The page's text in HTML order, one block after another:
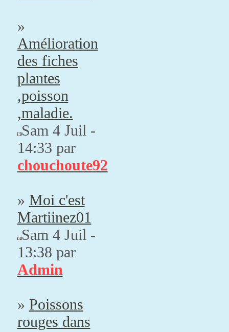
»
Amélioration
des fiches
plantes
,poisson
,maladie.
Sam 4 Juil -
14:33 par
chouchoute92
» Moi c'est
Martiinez01
Sam 4 Juil -
13:38 par
Admin
» Poissons
rouges dans